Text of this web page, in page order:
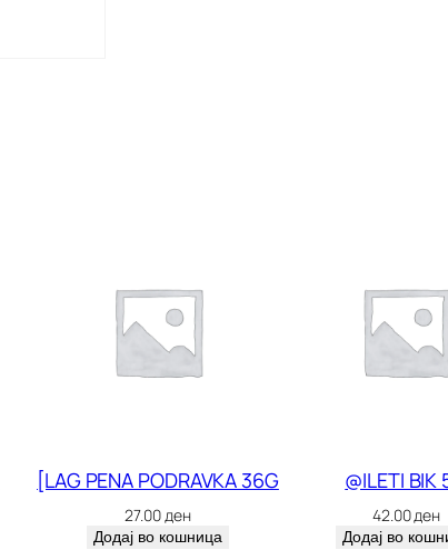
[LAG PENA PODRAVKA 36G
27.00 ден
Додај во кошница
@ILETI BIK
42.00ден
Додај во